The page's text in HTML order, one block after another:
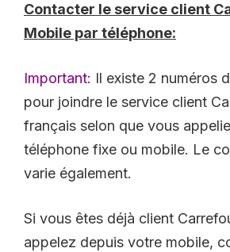
Contacter le service client
Mobile par téléphone:
Important: Il existe 2 numéros
pour joindre le service client
français selon que vous
téléphone fixe ou mobile. Le
varie également.
Si vous êtes déjà client
appelez depuis votre mobile,